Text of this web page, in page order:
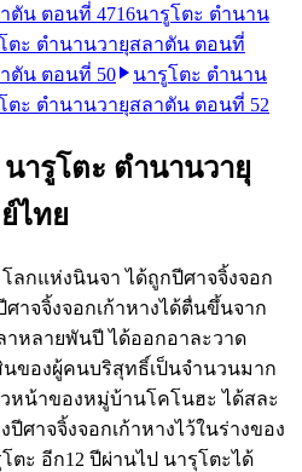
ตัน ตอนที่ 4716นารูโตะ ตำนาน
ตะ ตำนานวายุสลาตัน ตอนที่
ตัน ตอนที่ 50
นารูโตะ ตำนาน
ตะ ตำนานวายุสลาตัน ตอนที่ 52
นารูโตะ ตำนานวายุ
ไทย
ลกแห่งนินจา ได้ถูกปีศาจจิ้งจอก
ศาจจิ้งจอกเก้าหางได้ตื่นขึ้นจาก
าหลายพันปี ได้ออกอาละวาด
ของผู้คนบริสุทธิ์เป็นจำนวนมาก
หน้าของหมู่บ้านโคโนฮะ ได้สละ
ศาจจิ้งจอกเก้าหางไว้ในร่างของ
ะ อีก12 ปีผ่านไป นารุโตะได้